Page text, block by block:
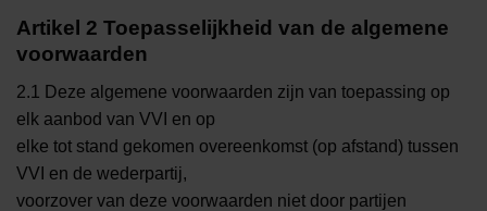
Artikel 2 Toepasselijkheid van de algemene
voorwaarden
2.1 Deze algemene voorwaarden zijn van toepassing op
elk aanbod van VVI en op
elke tot stand gekomen overeenkomst (op afstand) tussen
VVI en de wederpartij,
voorzover van deze voorwaarden niet door partijen